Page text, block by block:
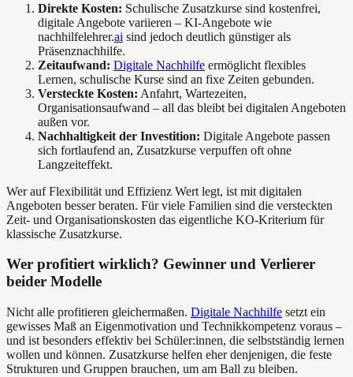
Direkte Kosten: Schulische Zusatzkurse sind kostenfrei,
digitale Angebote variieren – KI-Angebote wie
nachhilfelehrer.ai sind jedoch deutlich günstiger als
Präsenznachhilfe.
Zeitaufwand: Digitale Nachhilfe ermöglicht flexibles
Lernen, schulische Kurse sind an fixe Zeiten gebunden.
Versteckte Kosten: Anfahrt, Wartezeiten,
Organisationsaufwand – all das bleibt bei digitalen Angeboten
außen vor.
Nachhaltigkeit der Investition: Digitale Angebote passen
sich fortlaufend an, Zusatzkurse verpuffen oft ohne
Langzeiteffekt.
Wer auf Flexibilität und Effizienz Wert legt, ist mit digitalen
Angeboten besser beraten. Für viele Familien sind die versteckten
Zeit- und Organisationskosten das eigentliche KO-Kriterium für
klassische Zusatzkurse.
Wer profitiert wirklich? Gewinner und Verlierer
beider Modelle
Nicht alle profitieren gleichermaßen. Digitale Nachhilfe setzt ein
gewisses Maß an Eigenmotivation und Technikkompetenz voraus –
und ist besonders effektiv bei Schüler:innen, die selbstständig lernen
wollen und können. Zusatzkurse helfen eher denjenigen, die feste
Strukturen und Gruppen brauchen, um am Ball zu bleiben.